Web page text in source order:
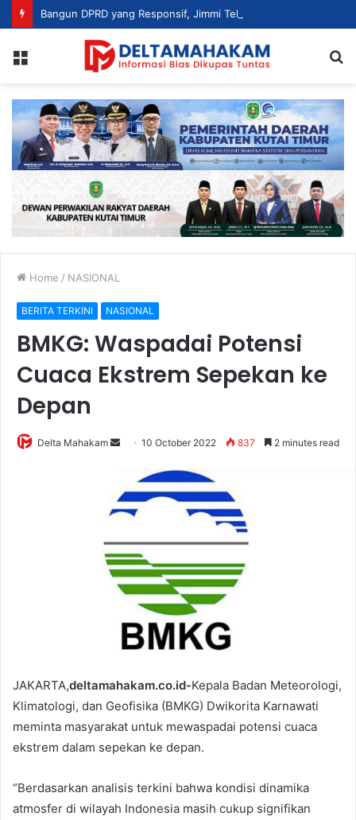
Home / NASIONAL
BERITA TERKINI NASIONAL
BMKG: Waspadai Potensi
Cuaca Ekstrem Sepekan ke
Depan
Delta Mahakam
d
e
m
a
10 October 2022 837 2 minutes read
JAKARTA,deltamahakam.co.id-Kepala Badan Meteorologi,
Klimatologi, dan Geofisika (BMKG) Dwikorita Karnawati
meminta masyarakat untuk mewaspadai potensi cuaca
ekstrem dalam sepekan ke depan.
“Berdasarkan analisis terkini bahwa kondisi dinamika
atmosfer di wilayah Indonesia masih cukup signifikan